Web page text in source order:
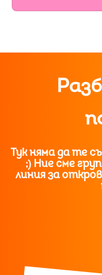
Тук няма да те
;) Ние сме
линия за